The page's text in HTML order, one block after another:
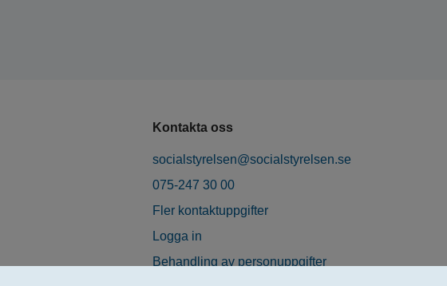
Kontakta oss
socialstyrelsen@socialstyrelsen.se
075-247 30 00
Fler kontaktuppgifter
Logga in
Behandling av personuppgifter